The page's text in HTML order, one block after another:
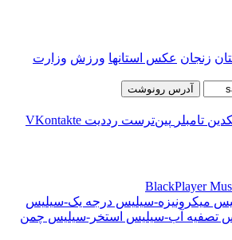
زنجان عکس استانها ورزش وزارت
آدرس رونوشت
‫تامبلر ‫پین‌ترست ‫رددیت ‫VKontakte
BlackPlayer
میکرونیزه-سیلیس درجه یک-سیلیس
تصفیه آب-سیلیس استخر-سیلیس چمن